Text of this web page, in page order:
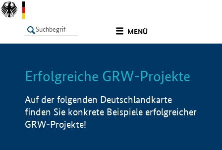
MENÜ
LISTE Info
Erfolgreiche GRW-Projekte
Auf der folgenden Deutschlandkarte
finden Sie konkrete Beispiele erfolgreicher
GRW-Projekte!